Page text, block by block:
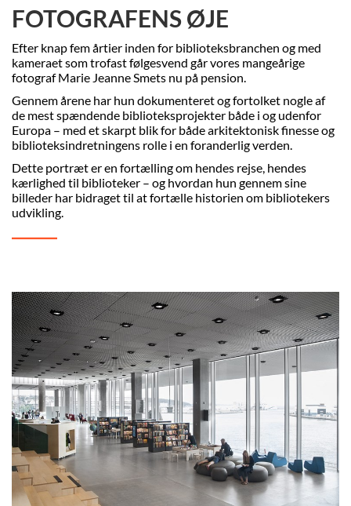
FOTOGRAFENS ØJE
Efter knap fem årtier inden for biblioteksbranchen og med
kameraet som trofast følgesvend går vores mangeårige
fotograf Marie Jeanne Smets nu på pension.
Gennem årene har hun dokumenteret og fortolket nogle af
de mest spændende biblioteksprojekter både i og udenfor
Europa – med et skarpt blik for både arkitektonisk finesse og
biblioteksindretningens rolle i en foranderlig verden.
Dette portræt er en fortælling om hendes rejse, hendes
kærlighed til biblioteker – og hvordan hun gennem sine
billeder har bidraget til at fortælle historien om bibliotekers
udvikling.